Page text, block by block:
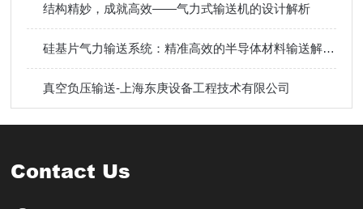
结构精妙，成就高效——气力式输送机的设计解析
硅基片气力输送系统：精准高效的半导体材料输送解决方案
真空负压输送-上海东庚设备工程技术有限公司
Contact Us